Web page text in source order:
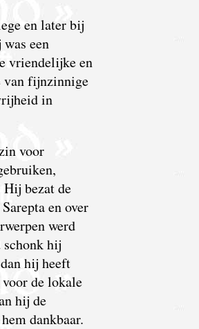
en later bij
een
vriendelijke en
van fijnzinnige
in
voor
bezat de
en over
werd
hij
hij heeft
voor de lokale
hij de
dankbaar.